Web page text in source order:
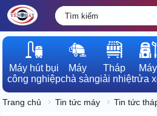
Máy hút bụi
công nghiệp
Máy
chà sàn
Tháp
giải nhiệt
Máy
rửa
Trang chủ Tin tức máy Tin tức